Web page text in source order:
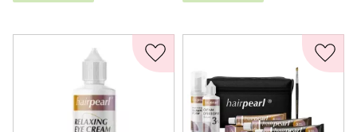
Lägg till i favoriter